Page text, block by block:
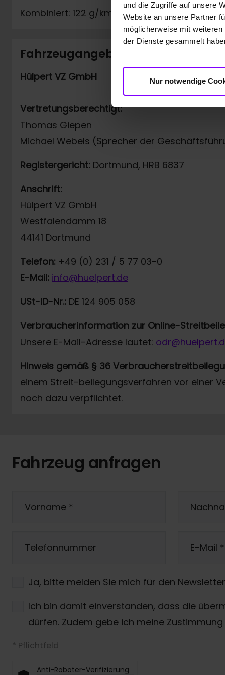
und die Zugriffe auf unsere
Website an unsere Partner
möglicherweise mit
der Dienste gesammelt
Nur notwendige
Kombiniert: 122 g/km
Fahrzeugangebot der Hülpert VZ
Hülpert VZ GmbH
Vertretungsberechtigt:
Thomas Giepen
Michael Webels (Sprecher der
Registergericht: Dortmund, HRB 6837
Anschrift:
Hülpert VZ GmbH
Westfalendamm 18
44141 Dortmund
Telefon: +49 (0) 231 / 5 77 03-0
E-Mail: info@huelpert.de
USt-ID-Nr.: DE 124 905 058
Verbraucherinformation zur Online-
Unsere E-Mail-Adresse lautet:
Hinweis gemäß § 36
einem Streit-beilegungsverfahren vor einer
noch dazu verpflichtet.
Fahrzeug anfragen
Vorname *
Telefonnummer E-Mail *
Ja, bitte melden Sie mich für den
Ich bin damit einverstanden, dass die
dürfen. Zudem gebe ich meine
* Pflichtfeld
Anti-Roboter-Verifizierung